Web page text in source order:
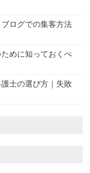
ブログでの集客方法
めに知っておくべ
士の選び方｜失敗